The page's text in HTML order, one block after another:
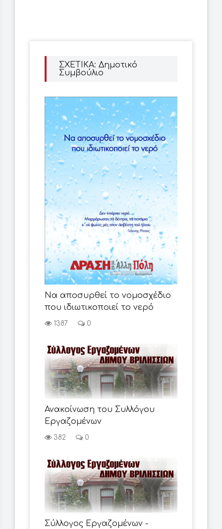
ΣΧΕΤΙΚΑ: Δημοτικό
Συμβούλιο
Να αποσυρθεί το νομοσχέδιο
που ιδιωτικοποιεί το νερό
1387 0
Ανακοίνωση του Συλλόγου
Εργαζομένων
382 0
Σύλλογος Εργαζομένων -